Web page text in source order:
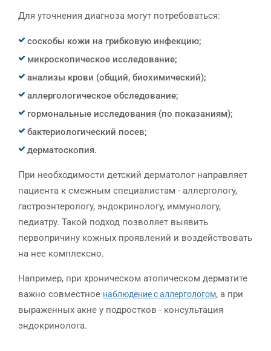
Для уточнения диагноза могут потребоваться:
соскобы кожи на грибковую инфекцию;
микроскопическое исследование;
анализы крови (общий, биохимический);
аллергологическое обследование;
гормональные исследования (по показаниям);
бактериологический посев;
дерматоскопия.
При необходимости детский дерматолог направляет
пациента к смежным специалистам - аллергологу,
гастроэнтерологу, эндокринологу, иммунологу,
педиатру. Такой подход позволяет выявить
первопричину кожных проявлений и воздействовать
на нее комплексно.
Например, при хроническом атопическом дерматите
важно совместное наблюдение с аллергологом, а при
выраженных акне у подростков - консультация
эндокринолога.